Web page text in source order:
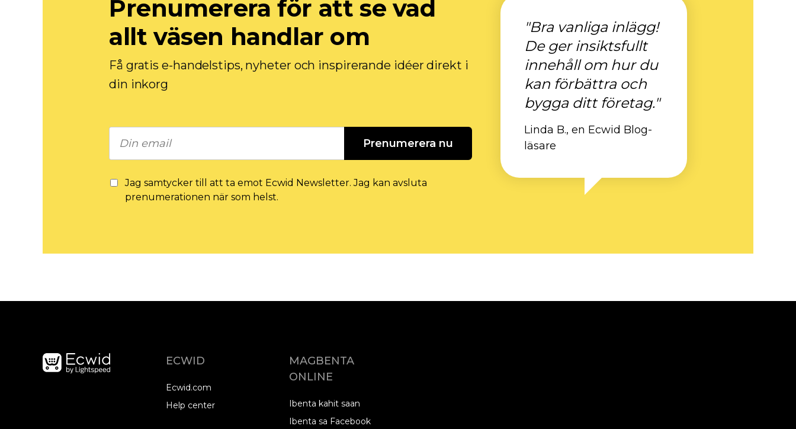
Prenumerera för att se vad
allt väsen handlar om
Få gratis e-handelstips, nyheter och inspirerande idéer direkt i
din inkorg
Prenumerera nu
Jag samtycker till att ta emot Ecwid Newsletter. Jag kan avsluta
prenumerationen när som helst.
"Bra vanliga inlägg!
De ger insiktsfullt
innehåll om hur du
kan förbättra och
bygga ditt företag."
Linda B., en Ecwid Blog-
läsare
ECWID
Ecwid.com
Help center
MAGBENTA
ONLINE
Ibenta kahit saan
Ibenta sa Facebook